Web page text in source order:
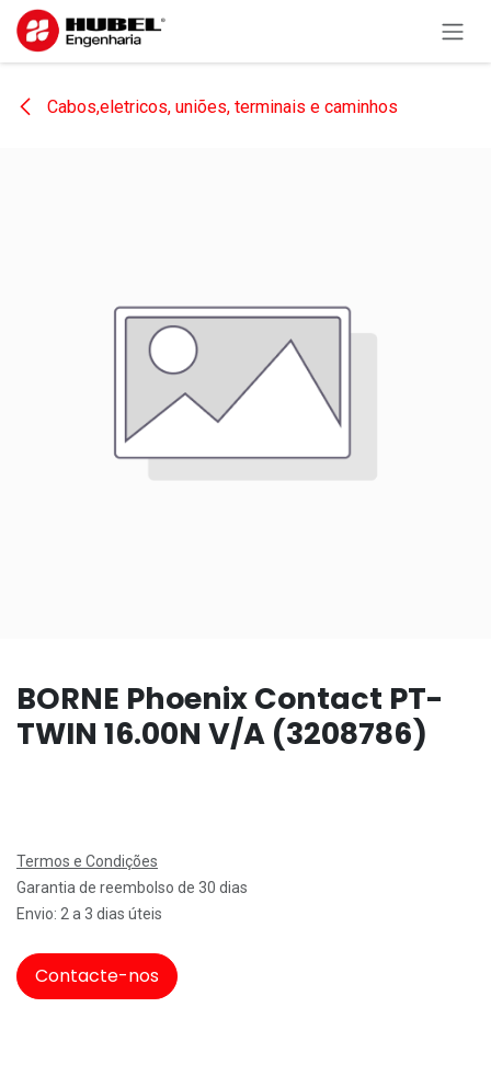
Pular para o conteúdo
Cabos,eletricos, uniões, terminais e caminhos
BORNE Phoenix Contact PT-
TWIN 16.00N V/A (3208786)
Termos e Condições
Garantia de reembolso de 30 dias
Envio: 2 a 3 dias úteis
Contacte-nos